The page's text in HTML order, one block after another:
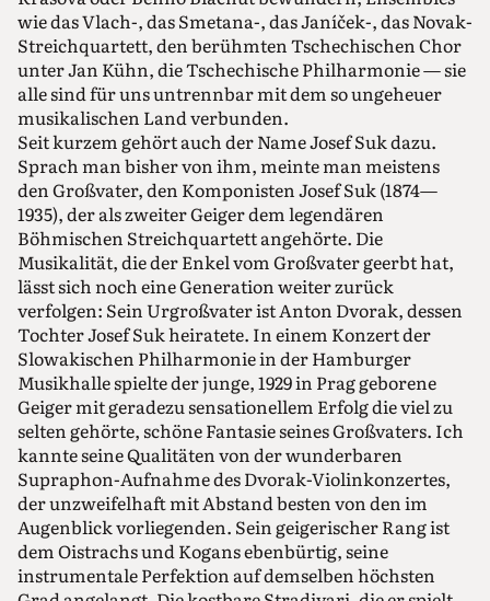
wie das Vlach-, das Smetana-, das Janíček-, das Novak-
Streichquartett, den berühmten Tschechischen Chor
unter Jan Kühn, die Tschechische Philharmonie — sie
alle sind für uns untrennbar mit dem so ungeheuer
musikalischen Land verbunden.
Seit kurzem gehört auch der Name Josef Suk dazu.
Sprach man bisher von ihm, meinte man meistens
den Großvater, den Komponisten Josef Suk (1874—
1935), der als zweiter Geiger dem legendären
Böhmischen Streichquartett angehörte. Die
Musikalität, die der Enkel vom Großvater geerbt hat,
lässt sich noch eine Generation weiter zurück
verfolgen: Sein Urgroßvater ist Anton Dvorak, dessen
Tochter Josef Suk heiratete. In einem Konzert der
Slowakischen Philharmonie in der Hamburger
Musikhalle spielte der junge, 1929 in Prag geborene
Geiger mit geradezu sensationellem Erfolg die viel zu
selten gehörte, schöne Fantasie seines Großvaters. Ich
kannte seine Qualitäten von der wunderbaren
Supraphon-Aufnahme des Dvorak-Violinkonzertes,
der unzweifelhaft mit Abstand besten von den im
Augenblick vorliegenden. Sein geigerischer Rang ist
dem Oistrachs und Kogans ebenbürtig, seine
instrumentale Perfektion auf demselben höchsten